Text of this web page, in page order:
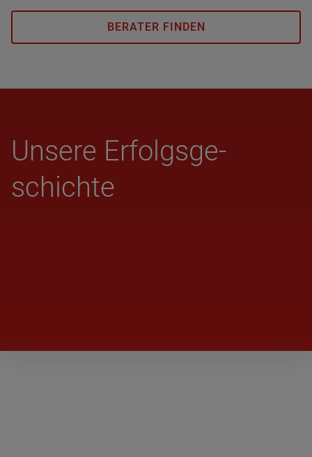
BERATER FINDEN
Unsere Erfolgs­ge­
schichte